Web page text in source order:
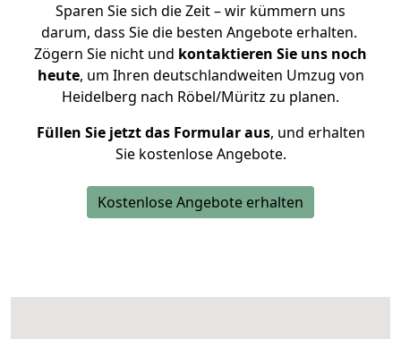
Sparen Sie sich die Zeit – wir kümmern uns
darum, dass Sie die besten Angebote erhalten.
Zögern Sie nicht und kontaktieren Sie uns noch
heute, um Ihren deutschlandweiten Umzug von
Heidelberg nach Röbel/Müritz zu planen.
Füllen Sie jetzt das Formular aus, und erhalten
Sie kostenlose Angebote.
Kostenlose Angebote erhalten